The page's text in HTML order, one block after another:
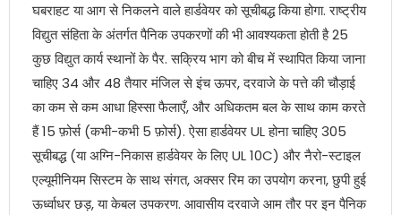
घबराहट या आग से निकलने वाले हार्डवेयर को सूचीबद्ध किया होगा. राष्ट्रीय
विद्युत संहिता के अंतर्गत पैनिक उपकरणों की भी आवश्यकता होती है 25
कुछ विद्युत कार्य स्थानों के पैर. सक्रिय भाग को बीच में स्थापित किया जाना
चाहिए 34 और 48 तैयार मंजिल से इंच ऊपर, दरवाजे के पत्ते की चौड़ाई
का कम से कम आधा हिस्सा फैलाएँ, और अधिकतम बल के साथ काम करते
हैं 15 फ़ोर्स (कभी-कभी 5 फ़ोर्स). ऐसा हार्डवेयर UL होना चाहिए 305
सूचीबद्ध (या अग्नि-निकास हार्डवेयर के लिए UL 10C) और नैरो-स्टाइल
एल्यूमीनियम सिस्टम के साथ संगत, अक्सर रिम का उपयोग करना, छुपी हुई
ऊर्ध्वाधर छड़, या केबल उपकरण. आवासीय दरवाजे आम तौर पर इन पैनिक